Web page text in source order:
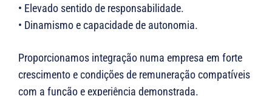
• Elevado sentido de responsabilidade.
• Dinamismo e capacidade de autonomia.
Proporcionamos integração numa empresa em forte
crescimento e condições de remuneração compatíveis
com a função e experiência demonstrada.